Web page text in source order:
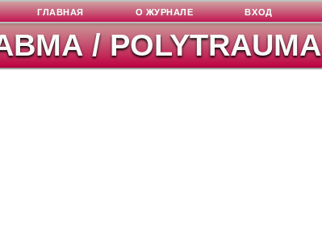
/ POLYTRAUMA
ГЛАВНАЯ О ЖУРНАЛЕ ВХОД